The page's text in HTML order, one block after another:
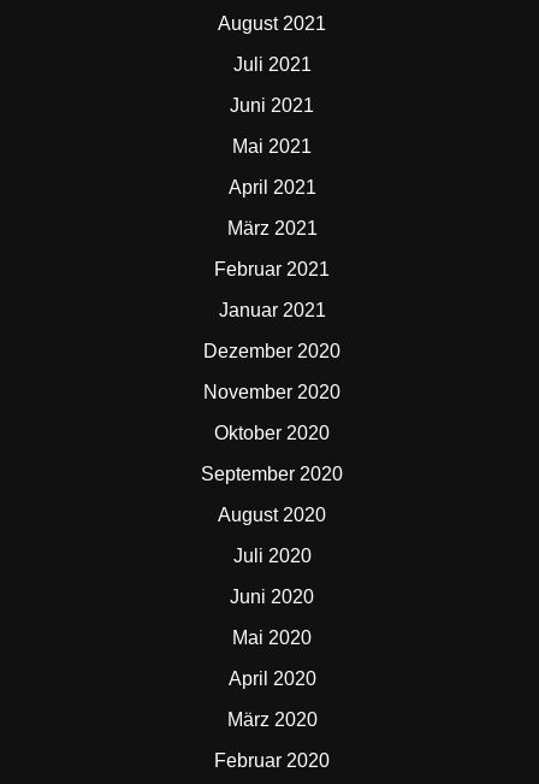
August 2021
Juli 2021
Juni 2021
Mai 2021
April 2021
März 2021
Februar 2021
Januar 2021
Dezember 2020
November 2020
Oktober 2020
September 2020
August 2020
Juli 2020
Juni 2020
Mai 2020
April 2020
März 2020
Februar 2020